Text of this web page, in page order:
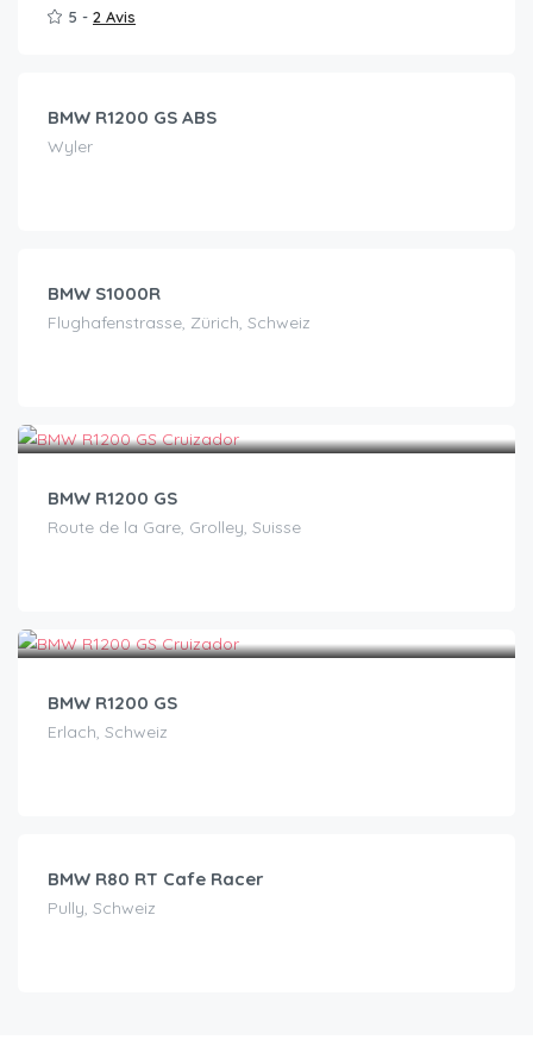
5 - 2 Avis
CHF
BMW R1200 GS ABS
Wyler
BMW S1000R
Flughafenstrasse, Zürich, Schweiz
BMW R1200 GS
Route de la Gare, Grolley, Suisse
BMW R1200 GS
Erlach, Schweiz
BMW R80 RT Cafe Racer
Pully, Schweiz